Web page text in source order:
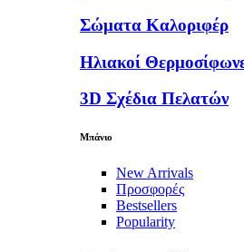
Σώματα Καλοριφέρ
Ηλιακοί
3D Σχέδια Πελατών
Μπάνιο
New Arrivals
Προσφορές
Bestsellers
Popularity